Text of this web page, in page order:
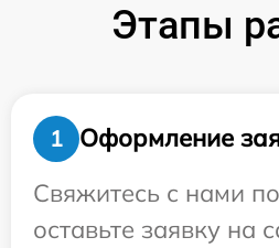
Этапы
1
Оформление
Свяжитесь с нами
оставьте заявку на